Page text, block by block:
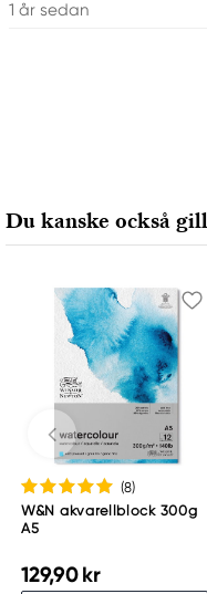
1 år sedan
Du kanske också
(8)
W&N akvarellblock 300g
A5
129,90 kr